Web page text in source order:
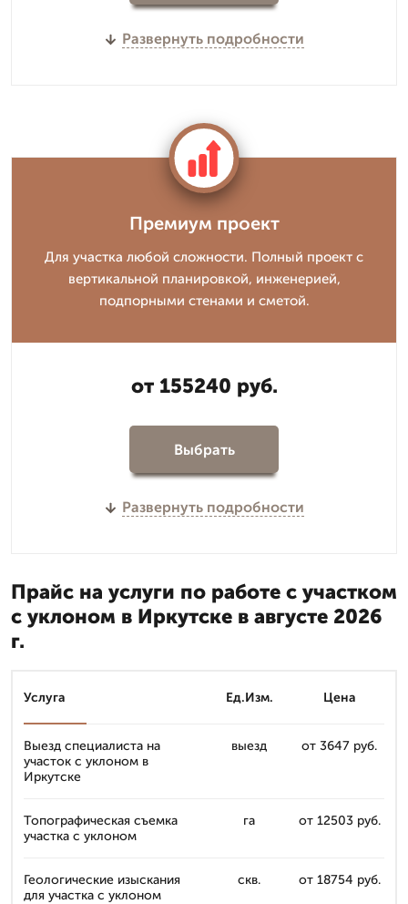
Развернуть подробности
Премиум проект
Для участка любой сложности. Полный проект с
вертикальной планировкой, инженерией,
подпорными стенами и сметой.
от 155240 руб.
Выбрать
Развернуть подробности
Прайс на услуги по работе с участком
с уклоном в Иркутске в августе 2026
г.
Услуга Ед.Изм. Цена
Выезд специалиста на
участок с уклоном в
Иркутске
выезд от 3647 руб.
Топографическая съемка
участка с уклоном
га от 12503 руб.
Геологические изыскания
для участка с уклоном
скв. от 18754 руб.